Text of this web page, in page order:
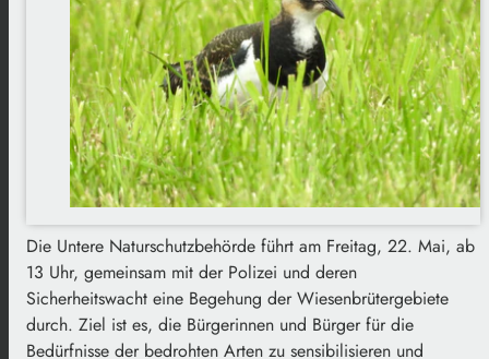
Die Untere Naturschutzbehörde führt am Freitag, 22. Mai, ab
13 Uhr, gemeinsam mit der Polizei und deren
Sicherheitswacht eine Begehung der Wiesenbrütergebiete
durch. Ziel ist es, die Bürgerinnen und Bürger für die
Bedürfnisse der bedrohten Arten zu sensibilisieren und